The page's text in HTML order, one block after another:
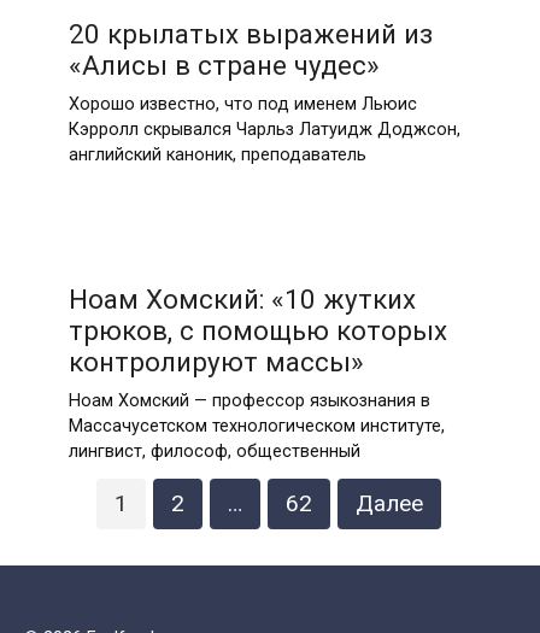
20 крылатых выражений из
«Алисы в стране чудес»
Хорошо известно, что под именем Льюис
Кэрролл скрывался Чарльз Латуидж Доджсон,
английский каноник, преподаватель
Ноам Хомский: «10 жутких
трюков, с помощью которых
контролируют массы»
Ноам Хомский — профессор языкознания в
Массачусетском технологическом институте,
лингвист, философ, общественный
1 2 … 62 Далее